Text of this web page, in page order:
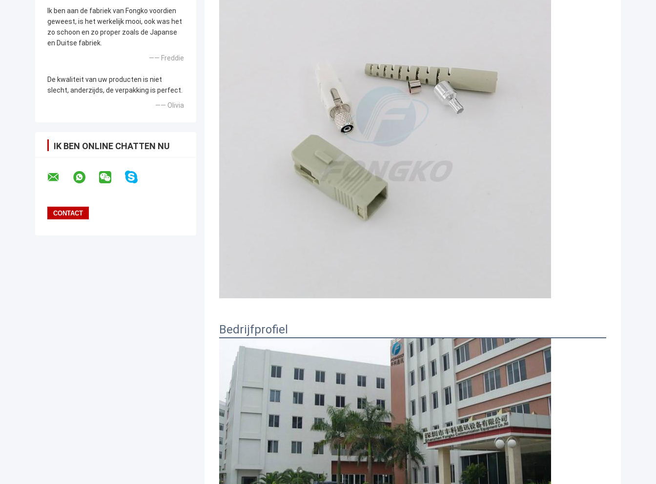
Ik ben aan de fabriek van Fongko voordien
geweest, is het werkelijk mooi, ook was het
zo schoon en zo proper zoals de Japanse
en Duitse fabriek.
—— Freddie
De kwaliteit van uw producten is niet
slecht, anderzijds, de verpakking is perfect.
—— Olivia
IK BEN ONLINE CHATTEN NU
Bedrijfprofiel